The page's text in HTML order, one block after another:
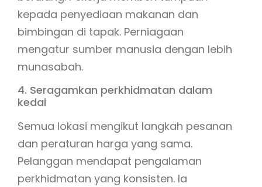
kepada penyediaan makanan dan
bimbingan di tapak. Perniagaan
mengatur sumber manusia dengan lebih
munasabah.
4. Seragamkan perkhidmatan dalam
kedai
Semua lokasi mengikut langkah pesanan
dan peraturan harga yang sama.
Pelanggan mendapat pengalaman
perkhidmatan yang konsisten. Ia